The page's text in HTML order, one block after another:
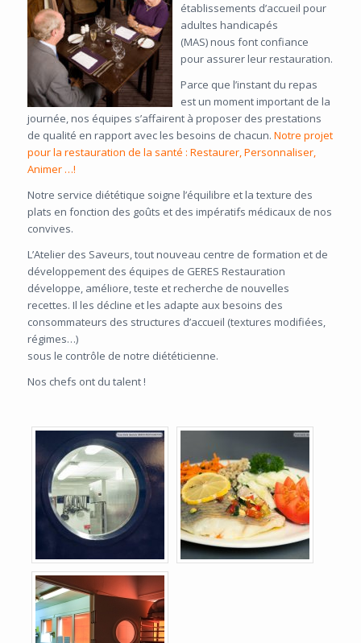
établissements d’accueil pour
adultes handicapés
(MAS) nous font confiance
pour assurer leur restauration.
Parce que l’instant du repas
est un moment important de la
journée, nos équipes s’affairent à proposer des prestations
de qualité en rapport avec les besoins de chacun. Notre projet
pour la restauration de la santé : Restaurer, Personnaliser,
Animer …!
Notre service diététique soigne l’équilibre et la texture des
plats en fonction des goûts et des impératifs médicaux de nos
convives.
L’Atelier des Saveurs, tout nouveau centre de formation et de
développement des équipes de GERES Restauration
développe, améliore, teste et recherche de nouvelles
recettes. Il les décline et les adapte aux besoins des
consommateurs des structures d’accueil (textures modifiées,
régimes…)
sous le contrôle de notre diététicienne.
Nos chefs ont du talent !